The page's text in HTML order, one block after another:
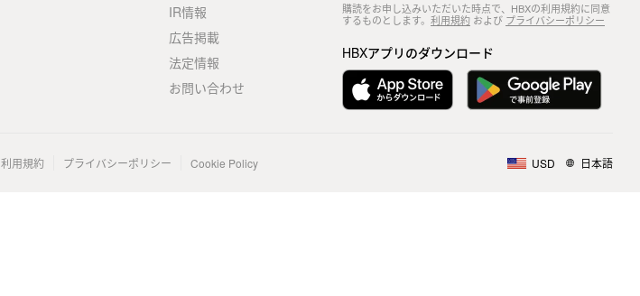
IR情報
広告掲載
法定情報
お問い合わせ
購読をお申し込みいただいた時点で、HBXの利用規約に同意
するものとします。 利用規約および プライバシーポリシー
HBXアプリのダウンロード
利用規約 プライバシーポリシー Cookie Policy USD 日本語